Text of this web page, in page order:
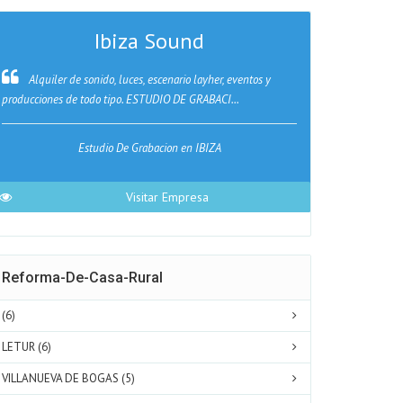
Ibiza Sound
Alquiler de sonido, luces, escenario layher, eventos y
producciones de todo tipo. ESTUDIO DE GRABACI...
Estudio De Grabacion en IBIZA
Visitar Empresa
Reforma-De-Casa-Rural
(6)
LETUR (6)
VILLANUEVA DE BOGAS (5)